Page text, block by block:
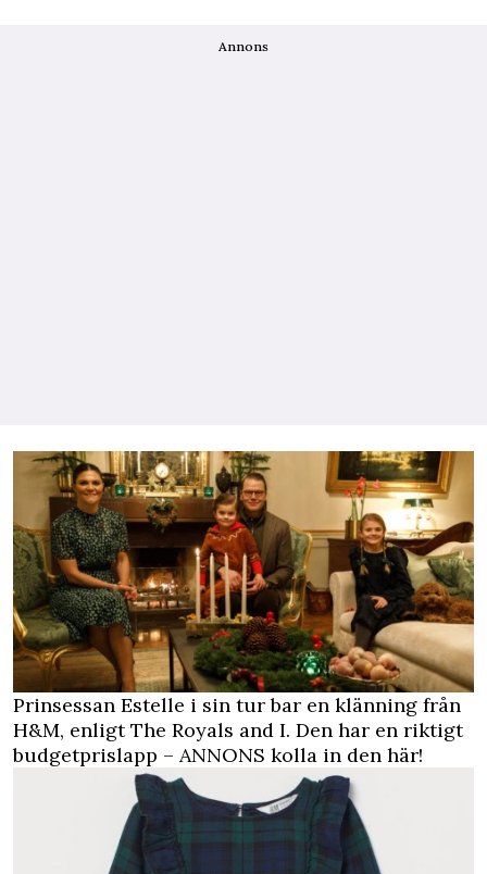
Annons
Prinsessan Estelle i sin tur bar en klänning från
H&M, enligt The Royals and I. Den har en riktigt
budgetprislapp – ANNONS kolla in den här!